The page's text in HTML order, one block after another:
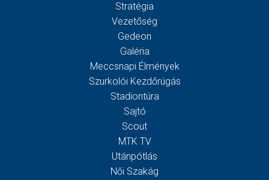
Stratégia
Vezetőség
Gedeon
Galéria
Meccsnapi Élmények
Szurkolói Kezdőrúgás
Stadiontúra
Sajtó
Scout
MTK TV
Utánpótlás
Női Szakág